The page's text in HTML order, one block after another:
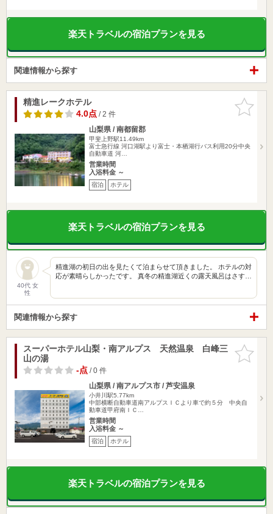
楽天トラベルの宿泊プランを見る
関連情報から探す
お気に入
りに追加
精進レークホテル
4.0点/ 2 件
山梨県 / 南都留郡
甲斐上野駅11.49km
富士急行線 河口湖駅より富士・本栖湖行バス利用20分中央
自動車道 河…
営業時間
入浴料金 ～
宿泊 ホテル
楽天トラベルの宿泊プランを見る
40代 女
性
精進湖の初日の出を見たくて泊まらせて頂きました。 ホテルの対
応が素晴らしかったです。 真冬の精進湖近くの露天風呂はさす…
関連情報から探す
お気に入
りに追加
スーパーホテル山梨・南アルプス 天然温泉 白峰三
山の湯
-点/ 0 件
山梨県 / 南アルプス市 / 芦安温泉
小井川駅5.77km
中部横断自動車道南アルプスＩＣより車で約５分 中央自
動車道甲府南ＩＣ…
営業時間
入浴料金 ～
宿泊 ホテル
楽天トラベルの宿泊プランを見る